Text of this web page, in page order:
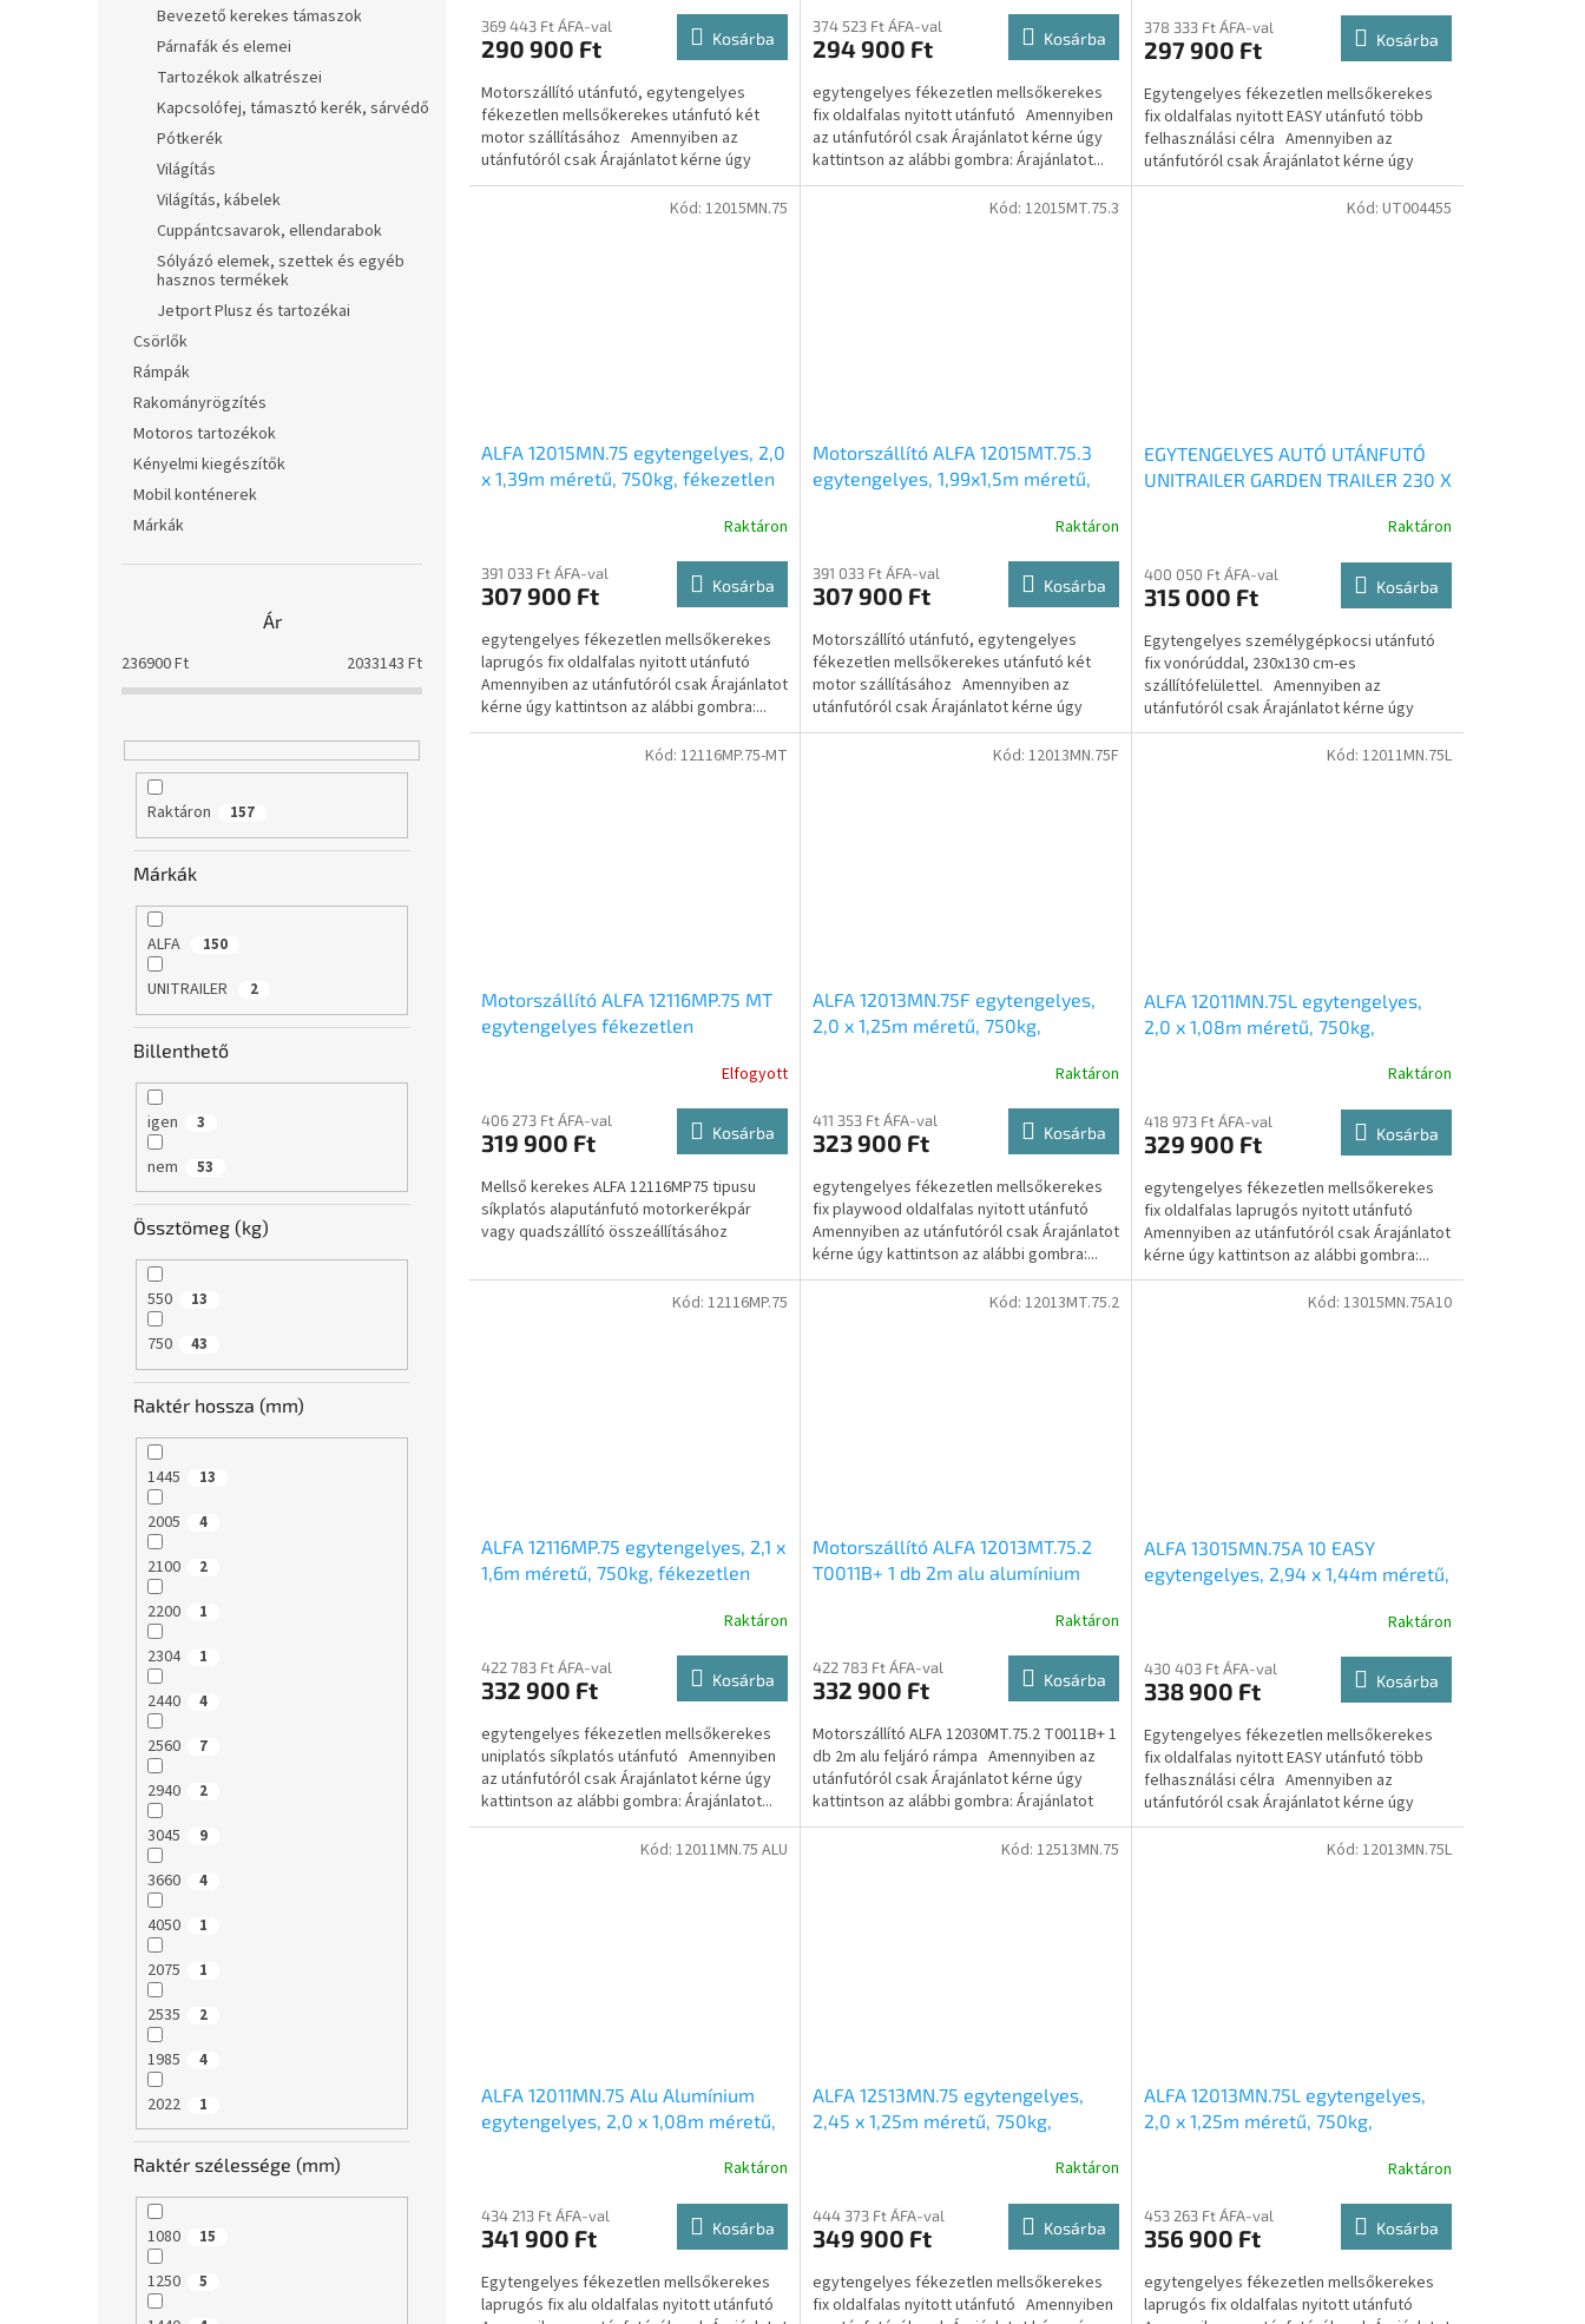
Bevezető kerekes támaszok
Párnafák és elemei
Tartozékok alkatrészei
Kapcsolófej, támasztó kerék, sárvédő
Pótkerék
Világítás
Világítás, kábelek
Cuppántcsavarok, ellendarabok
Sólyázó elemek, szettek és egyéb
hasznos termékek
Jetport Plusz és tartozékai
Csörlők
Rámpák
Rakományrögzítés
Motoros tartozékok
Kényelmi kiegészítők
Mobil konténerek
Márkák
Ár
236900Ft 2033143 Ft
Raktáron 157
Márkák
ALFA 150
UNITRAILER 2
Billenthető
igen 3
nem 53
Össztömeg (kg)
550 13
750 43
Raktér hossza (mm)
1445 13
2005 4
2100 2
2200 1
2304 1
2440 4
2560 7
2940 2
3045 9
3660 4
4050 1
2075 1
2535 2
1985 4
2022 1
Raktér szélessége (mm)
1080 15
1250 5
369 443 Ft ÁFA-val
290 900 Ft Kosárba
Motorszállító utánfutó, egytengelyes
fékezetlen mellsőkerekes utánfutó két
motor szállításához Amennyiben az
utánfutóról csak Árajánlatot kérne úgy
kattintson az...
374 523 Ft ÁFA-val
294 900 Ft Kosárba
egytengelyes fékezetlen mellsőkerekes
fix oldalfalas nyitott utánfutó Amennyiben
az utánfutóról csak Árajánlatot kérne úgy
kattintson az alábbi gombra: Árajánlatot...
378 333 Ft ÁFA-val
297 900 Ft Kosárba
Egytengelyes fékezetlen mellsőkerekes
fix oldalfalas nyitott EASY utánfutó több
felhasználási célra Amennyiben az
utánfutóról csak Árajánlatot kérne úgy
kattintson az...
ALFA 12015MN.75 egytengelyes, 2,0
x 1,39m méretű, 750kg, fékezetlen
Raktáron
391 033 Ft ÁFA-val
307 900 Ft Kosárba
egytengelyes fékezetlen mellsőkerekes
laprugós fix oldalfalas nyitott utánfutó
Amennyiben az utánfutóról csak Árajánlatot
kérne úgy kattintson az alábbi gombra:...
Kód: 12015MN.75
Motorszállító ALFA 12015MT.75.3
egytengelyes, 1,99x1,5m méretű,
síkplatós motorszállító utánfutó
Raktáron
391 033 Ft ÁFA-val
307 900 Ft Kosárba
Motorszállító utánfutó, egytengelyes
fékezetlen mellsőkerekes utánfutó két
motor szállításához Amennyiben az
utánfutóról csak Árajánlatot kérne úgy
kattintson az...
Kód: 12015MT.75.3
EGYTENGELYES AUTÓ UTÁNFUTÓ
UNITRAILER GARDEN TRAILER 230 X
Raktáron
400 050 Ft ÁFA-val
315 000 Ft Kosárba
Egytengelyes személygépkocsi utánfutó
fix vonórúddal, 230x130 cm-es
szállítófelülettel. Amennyiben az
utánfutóról csak Árajánlatot kérne úgy
kattintson az alábbi...
Kód: UT004455
Motorszállító ALFA 12116MP.75 MT
egytengelyes fékezetlen
Elfogyott
406 273 Ft ÁFA-val
319 900 Ft Kosárba
Mellső kerekes ALFA 12116MP75 tipusu
síkplatós alaputánfutó motorkerékpár
vagy quadszállító összeállításához
Kód: 12116MP.75-MT
ALFA 12013MN.75F egytengelyes,
2,0 x 1,25m méretű, 750kg,
Raktáron
411 353 Ft ÁFA-val
323 900 Ft Kosárba
egytengelyes fékezetlen mellsőkerekes
fix playwood oldalfalas nyitott utánfutó
Amennyiben az utánfutóról csak Árajánlatot
kérne úgy kattintson az alábbi gombra:...
Kód: 12013MN.75F
ALFA 12011MN.75L egytengelyes,
2,0 x 1,08m méretű, 750kg,
Raktáron
418 973 Ft ÁFA-val
329 900 Ft Kosárba
egytengelyes fékezetlen mellsőkerekes
fix oldalfalas laprugós nyitott utánfutó
Amennyiben az utánfutóról csak Árajánlatot
kérne úgy kattintson az alábbi gombra:...
Kód: 12011MN.75L
ALFA 12116MP.75 egytengelyes, 2,1 x
1,6m méretű, 750kg, fékezetlen
Raktáron
422 783 Ft ÁFA-val
332 900 Ft Kosárba
egytengelyes fékezetlen mellsőkerekes
uniplatós síkplatós utánfutó Amennyiben
az utánfutóról csak Árajánlatot kérne úgy
kattintson az alábbi gombra: Árajánlatot...
Kód: 12116MP.75
Motorszállító ALFA 12013MT.75.2
T0011B+ 1 db 2m alu alumínium
2x1,25m méretű, 750kg, fékezetlen,
mellsőkerekes, síkplatós
motorszállító utánfutó
Raktáron
422 783 Ft ÁFA-val
332 900 Ft Kosárba
Motorszállító ALFA 12030MT.75.2 T0011B+ 1
db 2m alu feljáró rámpa Amennyiben az
utánfutóról csak Árajánlatot kérne úgy
kattintson az alábbi gombra: Árajánlatot
kérek...
Kód: 12013MT.75.2
ALFA 13015MN.75A 10 EASY
egytengelyes, 2,94 x 1,44m méretű,
fix oldalfalas nyitott utánfutóRaktáron
430 403 Ft ÁFA-val
338 900 Ft Kosárba
Egytengelyes fékezetlen mellsőkerekes
fix oldalfalas nyitott EASY utánfutó több
felhasználási célra Amennyiben az
utánfutóról csak Árajánlatot kérne úgy
kattintson az...
Kód: 13015MN.75A10
ALFA 12011MN.75 Alu Alumínium
egytengelyes, 2,0 x 1,08m méretű,
laprugós fix alu oldalfalas nyitott
Raktáron
434 213 Ft ÁFA-val
341 900 Ft Kosárba
Egytengelyes fékezetlen mellsőkerekes
laprugós fix alu oldalfalas nyitott utánfutó
Kód: 12011MN.75 ALU
ALFA 12513MN.75 egytengelyes,
2,45 x 1,25m méretű, 750kg,
Raktáron
444 373 Ft ÁFA-val
349 900 Ft Kosárba
egytengelyes fékezetlen mellsőkerekes
fix oldalfalas nyitott utánfutó Amennyiben
Kód: 12513MN.75
ALFA 12013MN.75L egytengelyes,
2,0 x 1,25m méretű, 750kg,
fix oldalfalas nyitott utánfutóRaktáron
453 263 Ft ÁFA-val
356 900 Ft Kosárba
egytengelyes fékezetlen mellsőkerekes
laprugós fix oldalfalas nyitott utánfutó
Kód: 12013MN.75L